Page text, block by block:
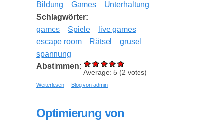
Bildung
Games
Unterhaltung
Schlagwörter:
games
Spiele
live games
escape room
Rätsel
grusel
spannung
Abstimmen:
Average: 5 (2 votes)
Weiterlesen über Die pädagogische Bedeutung von "Escape
Blog von admin
Optimierung von